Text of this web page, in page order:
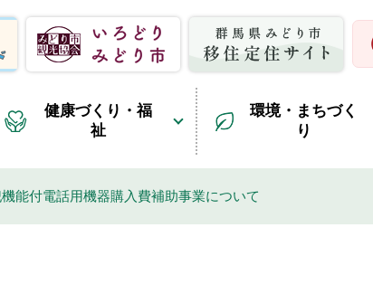
健康づくり・福
祉
環境・まちづく
り
能付電話用機器購入費補助事業について